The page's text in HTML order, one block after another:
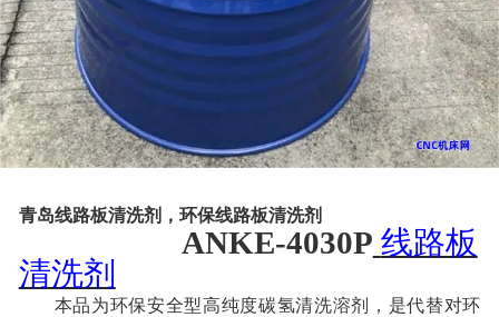
青岛线路板清洗剂，环保线路板清洗剂
ANKE-4030P 线路板
清洗剂
本品为环保安全型高纯度碳氢清洗溶剂，是代替对环